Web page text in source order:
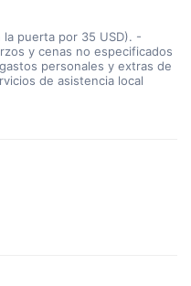
puerta por 35 USD). -
y cenas no especificados
personales y extras de
de asistencia local